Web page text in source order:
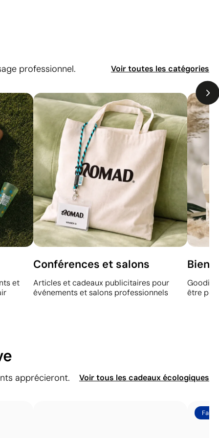
professionnel. Voir toutes les catégories
et
Conférences et salons
Articles et cadeaux publicitaires pour
événements et salons professionnels
être
apprécieront. Voir tous les cadeaux écologiques